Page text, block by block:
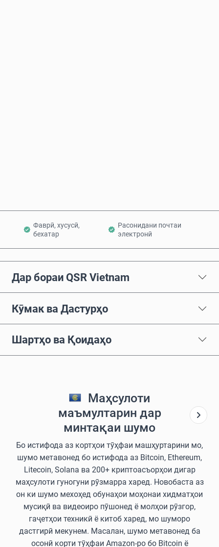
Фаврӣ, хусусӣ,
бехатар
Расонидани почтаи
электронӣ
Дар бораи QSR Vietnam
Кӯмак ва Дастурҳо
Шартҳо ва Қоидаҳо
Маҳсулоти
маъмултарин дар
минтақаи шумо
Бо истифода аз кортҳои тӯҳфаи машҳуртарини мо,
шумо метавонед бо истифода аз Bitcoin, Ethereum,
Litecoin, Solana ва 200+ криптоасъорҳои дигар
маҳсулоти гуногуни рӯзмарра харед. Новобаста аз
он ки шумо мехоҳед обунаҳои моҳонаи хидматҳои
мусиқӣ ва видеоиро пӯшонед ё молҳои рӯзгор,
гаҷетҳои техникӣ ё китоб харед, мо шуморо
дастгирӣ мекунем. Масалан, шумо метавонед ба
осонӣ корти тӯҳфаи Amazon-ро бо Bitcoin ё